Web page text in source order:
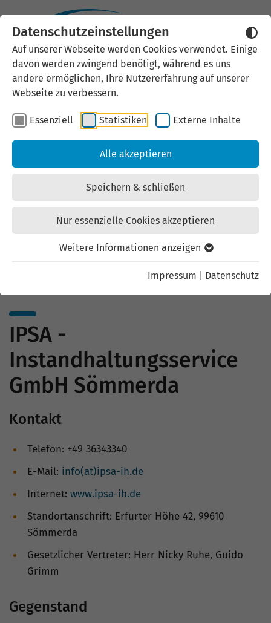
Datenschutzeinstellungen
Auf unserer Webseite werden Cookies verwendet. Einige
davon werden zwingend benötigt, während es uns
andere ermöglichen, Ihre Nutzererfahrung auf unserer
Webseite zu verbessern.
Essenziell Statistiken Externe Inhalte
Alle akzeptieren
Speichern & schließen
Nur essenzielle Cookies akzeptieren
Weitere Informationen anzeigen
Impressum Datenschutz
Externen Inhalt laden
Wir verwenden auf unserer
Website externe Inhalte, um Ihnen
zusätzliche Informationen
anzubieten. Einige externe Inhalte
(z.B. Google Maps, Youtube)
können persönliche Daten (z.B. IP-
Mit der Bestätigung erklären Sie
IPSA -
Instandhaltungsservice
GmbH Sömmerda
Kontakt
Telefon: +49 36343340
E-Mail: info(at)ipsa-ih.de
Internet: www.ipsa-ih.de
Standortanschrift: Erfurter Höhe 42, 99610
Sömmerda
Gesetzlicher Vertreter: Herr Nicky Ruhe, Guido
Grimm
Gegenstand